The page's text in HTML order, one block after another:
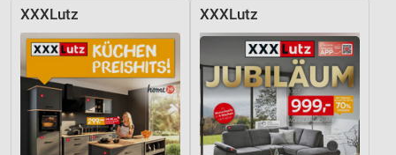
XXXLutz XXXLutz